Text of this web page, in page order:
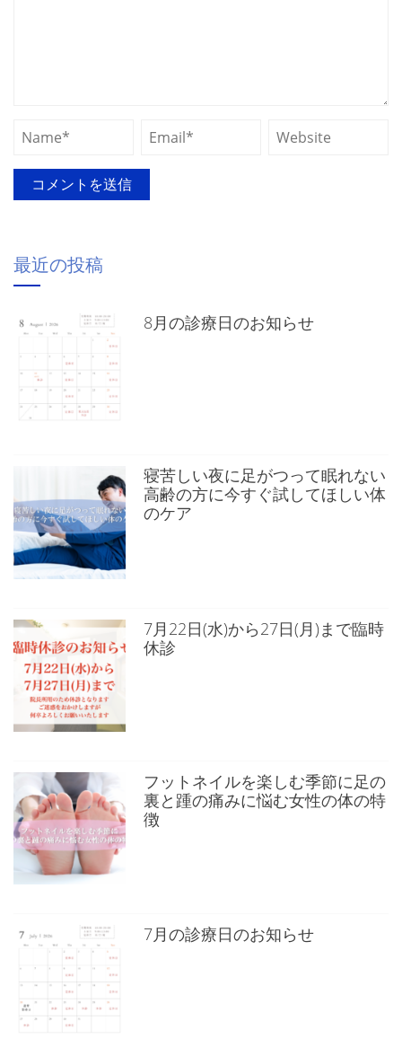
最近の投稿
8月の診療日のお知らせ
寝苦しい夜に足がつって眠れない
高齢の方に今すぐ試してほしい体
のケア
7月22日(水)から27日(月)まで臨時
休診
フットネイルを楽しむ季節に足の
裏と踵の痛みに悩む女性の体の特
徴
7月の診療日のお知らせ